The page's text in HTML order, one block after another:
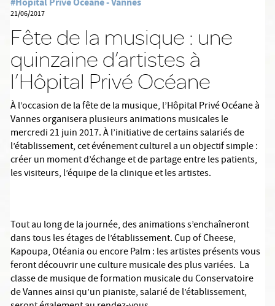
21/06/2017
Fête de la musique : une
quinzaine d’artistes à
l’Hôpital Privé Océane
À l’occasion de la fête de la musique, l’Hôpital Privé Océane à
Vannes organisera plusieurs animations musicales le
mercredi 21 juin 2017. À l’initiative de certains salariés de
l’établissement, cet événement culturel a un objectif simple :
créer un moment d’échange et de partage entre les patients,
les visiteurs, l’équipe de la clinique et les artistes.
Tout au long de la journée, des animations s’enchaîneront
dans tous les étages de l’établissement. Cup of Cheese,
Kapoupa, Otéania ou encore Palm : les artistes présents vous
feront découvrir une culture musicale des plus variées. La
classe de musique de formation musicale du Conservatoire
de Vannes ainsi qu’un pianiste, salarié de l’établissement,